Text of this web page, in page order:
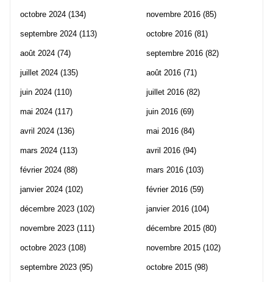
octobre 2024 (134)
septembre 2024 (113)
août 2024 (74)
juillet 2024 (135)
juin 2024 (110)
mai 2024 (117)
avril 2024 (136)
mars 2024 (113)
février 2024 (88)
janvier 2024 (102)
décembre 2023 (102)
novembre 2023 (111)
octobre 2023 (108)
septembre 2023 (95)
novembre 2016 (85)
octobre 2016 (81)
septembre 2016 (82)
août 2016 (71)
juillet 2016 (82)
juin 2016 (69)
mai 2016 (84)
avril 2016 (94)
mars 2016 (103)
février 2016 (59)
janvier 2016 (104)
décembre 2015 (80)
novembre 2015 (102)
octobre 2015 (98)